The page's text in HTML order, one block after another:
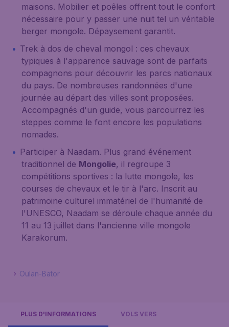
maisons. Mobilier et poêles offrent tout le confort
nécessaire pour y passer une nuit tel un véritable
berger mongole. Dépaysement garantit.
Trek à dos de cheval mongol : ces chevaux
typiques à l'apparence sauvage sont de parfaits
compagnons pour découvrir les parcs nationaux
du pays. De nombreuses randonnées d'une
journée au départ des villes sont proposées.
Accompagnés d'un guide, vous parcourrez les
steppes comme le font encore les populations
nomades.
Participer à Naadam. Plus grand événement
traditionnel de Mongolie, il regroupe 3
compétitions sportives : la lutte mongole, les
courses de chevaux et le tir à l'arc. Inscrit au
patrimoine culturel immatériel de l'humanité de
l'UNESCO, Naadam se déroule chaque année du
11 au 13 juillet dans l'ancienne ville mongole
Karakorum.
Oulan-Bator
PLUS D'INFORMATIONS VOLS VERS